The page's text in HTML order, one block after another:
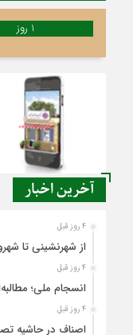
1 روز
آخرین اخبار
4 روز قبل
از شهرنشینی تا
4 روز قبل
انسجام ملی؛
4 روز قبل
اصناف در حاشیه